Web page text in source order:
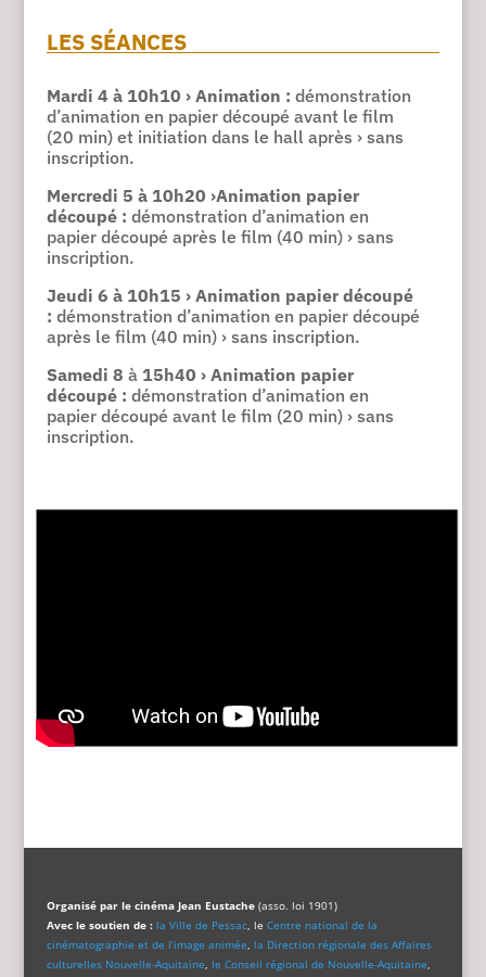
LES SÉANCES
Mardi 4 à 10h10 › Animation : démonstration
d’animation en papier découpé avant le film
(20 min) et initiation dans le hall après › sans
inscription.
Mercredi 5 à 10h20 ›Animation papier
découpé : démonstration d’animation en
papier découpé après le film (40 min) › sans
inscription.
Jeudi 6 à 10h15 › Animation papier découpé
: démonstration d’animation en papier découpé
après le film (40 min) › sans inscription.
Samedi 8 à 15h40 › Animation papier
découpé : démonstration d’animation en
papier découpé avant le film (20 min) › sans
inscription.
Organisé par le cinéma Jean Eustache(asso. loi 1901)
Avec le soutien de : la Ville de Pessac, le Centre national de la
cinématographie et de l’image animée la Direction régionale des Affaires
culturelles Nouvelle-Aquitaine le Conseil régional de Nouvelle-Aquitaine